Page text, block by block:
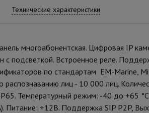
Технические характеристики
многоабонентская. Цифровая IP
с подсветкой. Встроенное реле.
по стандартам EM-Marine,
распознаванию лиц - 10 000 лиц.
Температурный режим: -40 до +65
Питание: +12В. Поддержка SIP P2P,